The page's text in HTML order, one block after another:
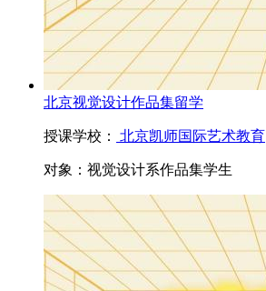
北京视觉设计作品集留学
授课学校： 北京凯师国际艺术教育
对象： 视觉设计系作品集学生